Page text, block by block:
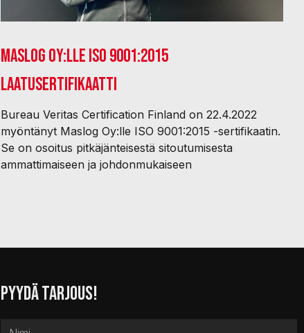
Maslog Oy:lle ISO 9001:2015
laatusertifikaatti
Bureau Veritas Certification Finland on 22.4.2022
myöntänyt Maslog Oy:lle ISO 9001:2015 -sertifikaatin.
Se on osoitus pitkäjänteisestä sitoutumisesta
ammattimaiseen ja johdonmukaiseen
PYYDÄ TARJOUS!